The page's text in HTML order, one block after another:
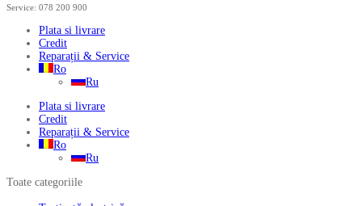
Service: 078 200 900
Plata si livrare
Credit
Reparații & Service
Ro
Ru
Plata si livrare
Credit
Reparații & Service
Ro
Ru
Toate categoriile